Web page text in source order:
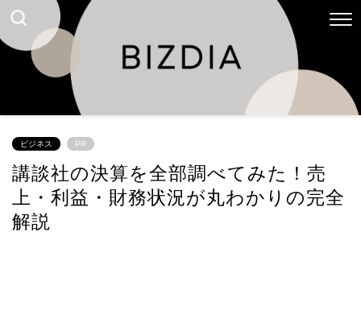
ビジネス PR
講談社の決算を全部調べてみた！売
上・利益・財務状況が丸わかりの完全
解説